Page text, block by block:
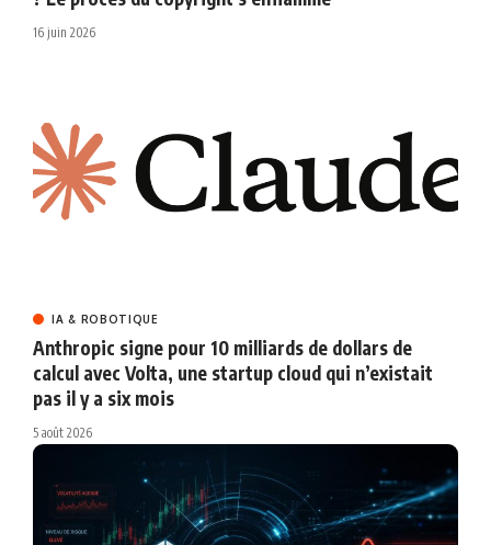
16 juin 2026
IA & ROBOTIQUE
Anthropic signe pour 10 milliards de dollars de
calcul avec Volta, une startup cloud qui n’existait
pas il y a six mois
5 août 2026